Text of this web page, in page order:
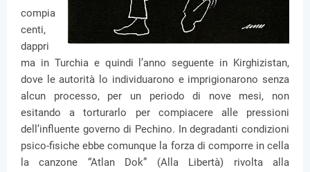
compia
centi,
dappri
ma in Turchia e quindi l’anno seguente in Kirghizistan,
dove le autorità lo individuarono e imprigionarono senza
alcun processo, per un periodo di nove mesi, non
esitando a torturarlo per compiacere alle pressioni
dell’influente governo di Pechino. In degradanti condizioni
psico-fisiche ebbe comunque la forza di comporre in cella
la canzone “Atlan Dok” (Alla Libertà) rivolta alla